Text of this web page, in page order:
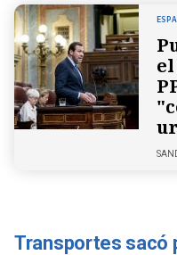
el
Transportes sacó